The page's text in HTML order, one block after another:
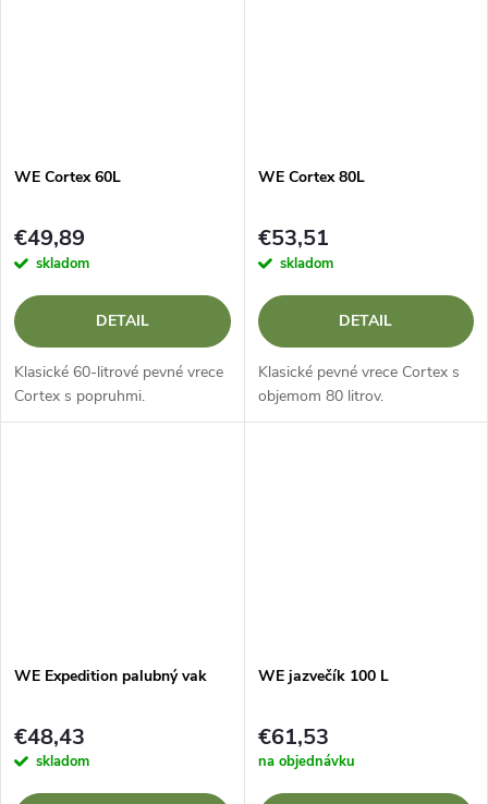
WE Cortex 60L
€49,89
skladom
DETAIL
Klasické 60-litrové pevné vrece
Cortex s popruhmi.
WE Cortex 80L
€53,51
skladom
DETAIL
Klasické pevné vrece Cortex s
objemom 80 litrov.
WE Expedition palubný vak
€48,43
skladom
WE jazvečík 100 L
€61,53
na objednávku